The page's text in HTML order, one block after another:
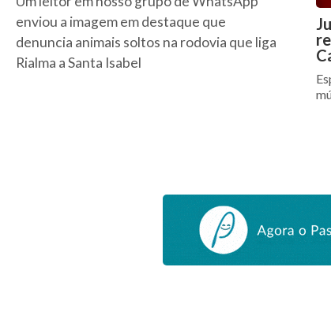
enviou a imagem em destaque que
denuncia animais soltos na rodovia que liga
Rialma a Santa Isabel